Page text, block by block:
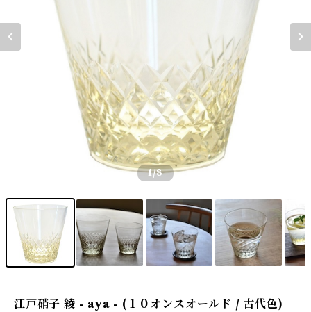
1/8
江戸硝子 綾 - aya - (１０オンスオールド / 古代色)